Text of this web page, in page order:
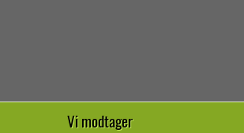
Vi modtager